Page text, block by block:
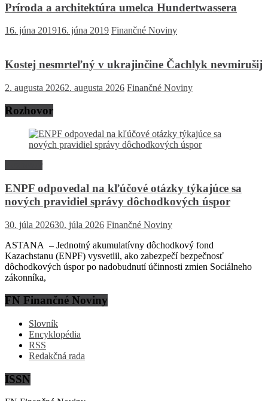
Príroda a architektúra umelca Hundertwassera
16. júna 201916. júna 2019 Finančné Noviny
Kostej nesmrteľný v ukrajinčine Čachlyk nevmirušij
2. augusta 20262. augusta 2026 Finančné Noviny
Rozhovor
ENPF odpovedal na kľúčové otázky týkajúce sa
nových pravidiel správy dôchodkových úspor
30. júla 202630. júla 2026 Finančné Noviny
ASTANA – Jednotný akumulatívny dôchodkový fond
Kazachstanu (ENPF) vysvetlil, ako zabezpečí bezpečnosť
dôchodkových úspor po nadobudnutí účinnosti zmien Sociálneho
zákonníka,
FN Finančné Noviny
Slovník
Encyklopédia
RSS
Redakčná rada
ISSN